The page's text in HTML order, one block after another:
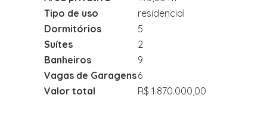
Tipo de uso
residencial
Dormitórios
5
Suítes
2
Banheiros
9
Vagas de Garagens6
Valor total
R$ 1.870.000,00